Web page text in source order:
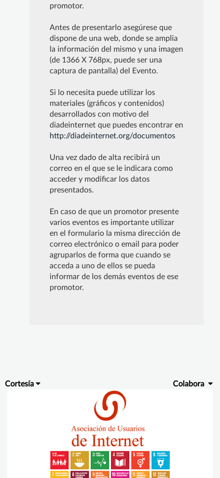
promotor.
Antes de presentarlo asegúrese que
dispone de una web, donde se amplia
la información del mismo y una imagen
(de 1366 X 768px, puede ser una
captura de pantalla) del Evento.
Si lo necesita puede utilizar los
materiales (gráficos y contenidos)
desarrollados con motivo del
diadeinternet que puedes encontrar en
http://diadeinternet.org/documentos
Una vez dado de alta recibirá un
correo en el que se le indicara como
acceder y modificar los datos
presentados.
En caso de que un promotor presente
varios eventos es importante utilizar
en el formulario la misma dirección de
correo electrónico o email para poder
agruparlos de forma que cuando se
acceda a uno de ellos se pueda
informar de los demás eventos de ese
promotor.
Cortesía Colabora